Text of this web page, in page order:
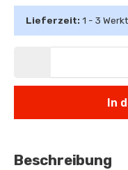
Lieferzeit: 1 - 3
In
Beschreibung